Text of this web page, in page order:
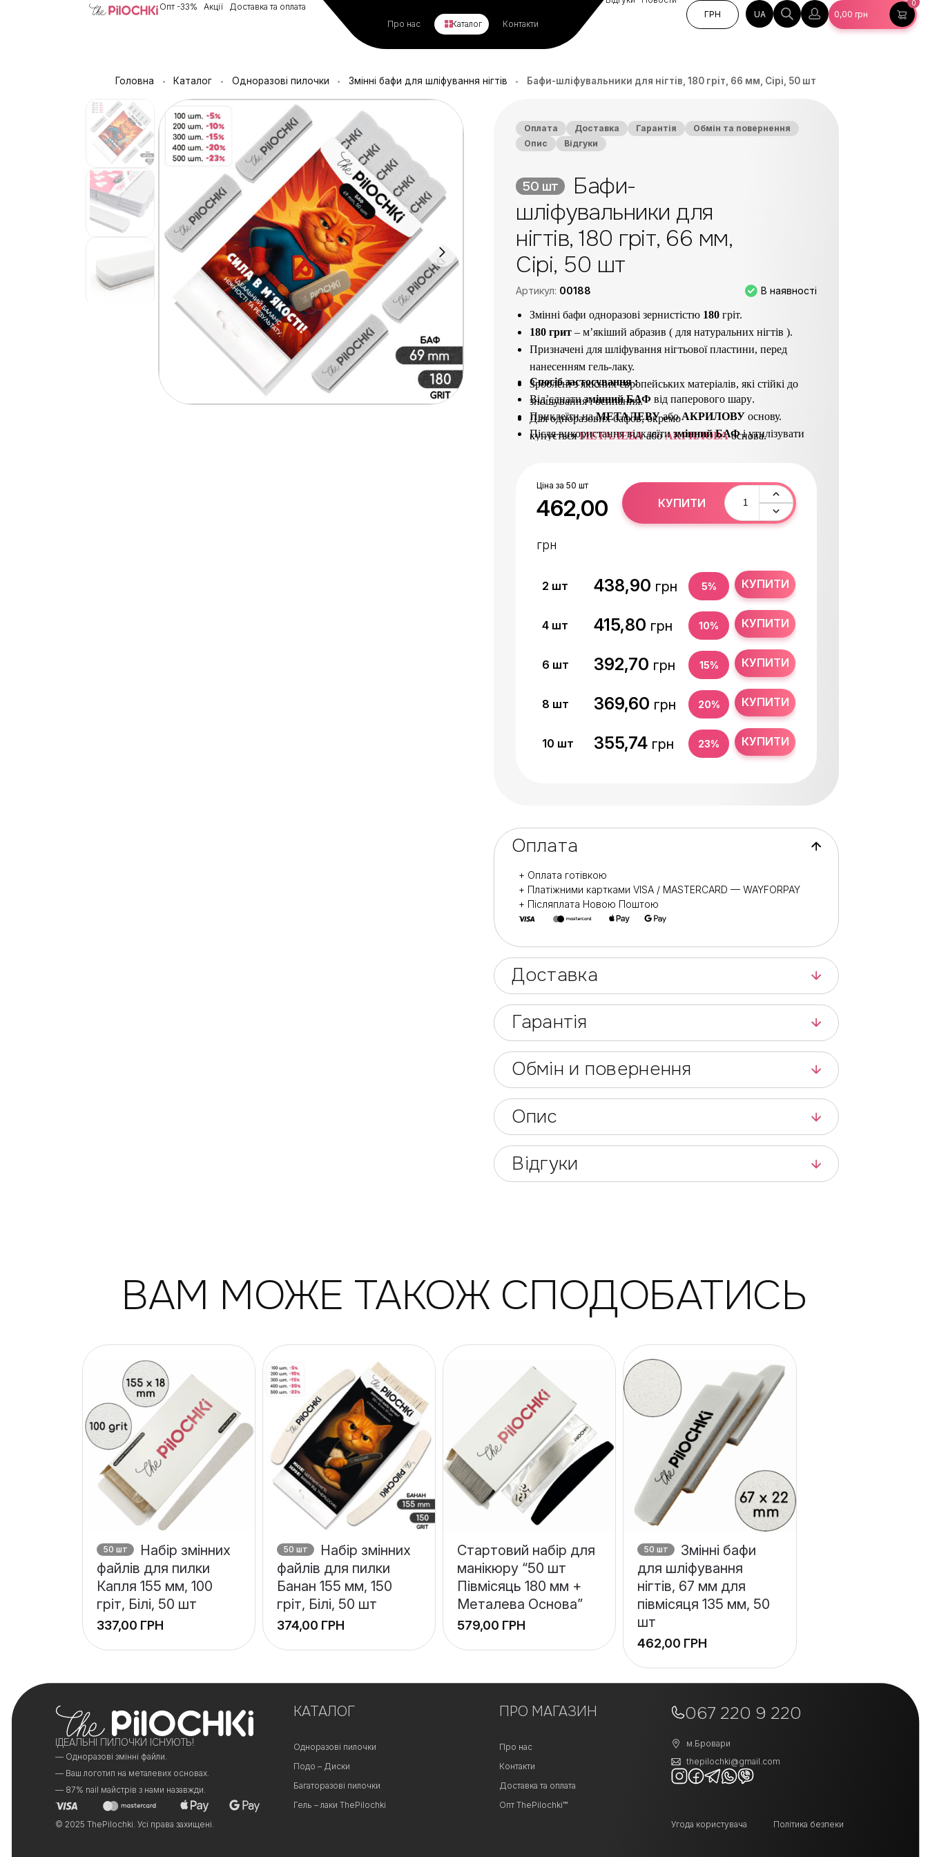
Опт -33% Акції
Доставка та оплата
Про нас
Каталог Контакти
ГРН
UA 0,00 грн
0
Головна • Каталог • Одноразові пилочки • Змінні бафи для шліфування нігтів • Бафи-шліфувальники для нігтів, 180 гріт, 66 мм, Сірі, 50 шт
Оплата Доставка Гарантія
Обмін та повернення
Опис
Відгуки
50 шт
Бафи-
шліфувальники для
нігтів, 180 гріт, 66 мм,
Сірі, 50 шт
Артикул: 00188 В наявності
Змінні бафи одноразові зернистістю 180 гріт.
180 грит – м’якіший абразив ( для натуральних нігтів ).
Призначені для шліфування нігтьової пластини, перед
нанесенням гель-лаку.
Зроблені з якісних європейських матеріалів, які стійкі до
зношування і осипання.
Для одноразових бафов, окремо
купується МЕТАЛЕВА абоАКРИЛОВА основа.
Спосіб застосування:
Від’єднатизмінний БАФ від паперового шару.
Приклеїти наМЕТАЛЕВУабоАКРИЛОВУ основу.
Після використання відклеїтизмінний БАФі утилізувати
Ціна за 50 шт
462,00
грн
КУПИТИ
2 шт 438,90 грн 5% КУПИТИ
4 шт 415,80 грн 10% КУПИТИ
6 шт 392,70 грн 15% КУПИТИ
8 шт 369,60 грн 20% КУПИТИ
10 шт 355,74 грн 23% КУПИТИ
Оплата
+ Оплата готівкою
+ Платіжними картками VISA / MASTERCARD — WAYFORPAY
+ Післяплата Новою Поштою
Доставка
Гарантія
Обмін и повернення
Опис
Відгуки
ВАМ МОЖЕ ТАКОЖ СПОДОБАТИСЬ
50 шт
Набір змінних
файлів для пилки
Капля 155 мм, 100
гріт, Білі, 50 шт
ГРН
50 шт
Набір змінних
файлів для пилки
Банан 155 мм, 150
гріт, Білі, 50 шт
ГРН
Стартовий набір для
манікюру “50 шт
Півмісяць 180 мм +
Металева Основа”
ГРН
50 шт
Змінні бафи
для шліфування
нігтів, 67 мм для
півмісяця 135 мм, 50
шт
ГРН
КАТАЛОГ ПРО МАГАЗИН 067 220 9 220
ІДЕАЛЬНІ ПИЛОЧКИ ІСНУЮТЬ!
— Одноразові змінні файли.
— Ваш логотип на металевих основах.
— 87% nail майстрів з нами назавжди.
Одноразові пилочки
Подо – Диски
Багаторазові пилочки
Гель – лаки ThePilochki
Про нас
Контакти
Доставка та оплата
Опт ThePilochki™
м.Бровари
thepilochki@gmail.com
© 2025 ThePilochki. Усі права захищені. Угода користувача Політика безпеки